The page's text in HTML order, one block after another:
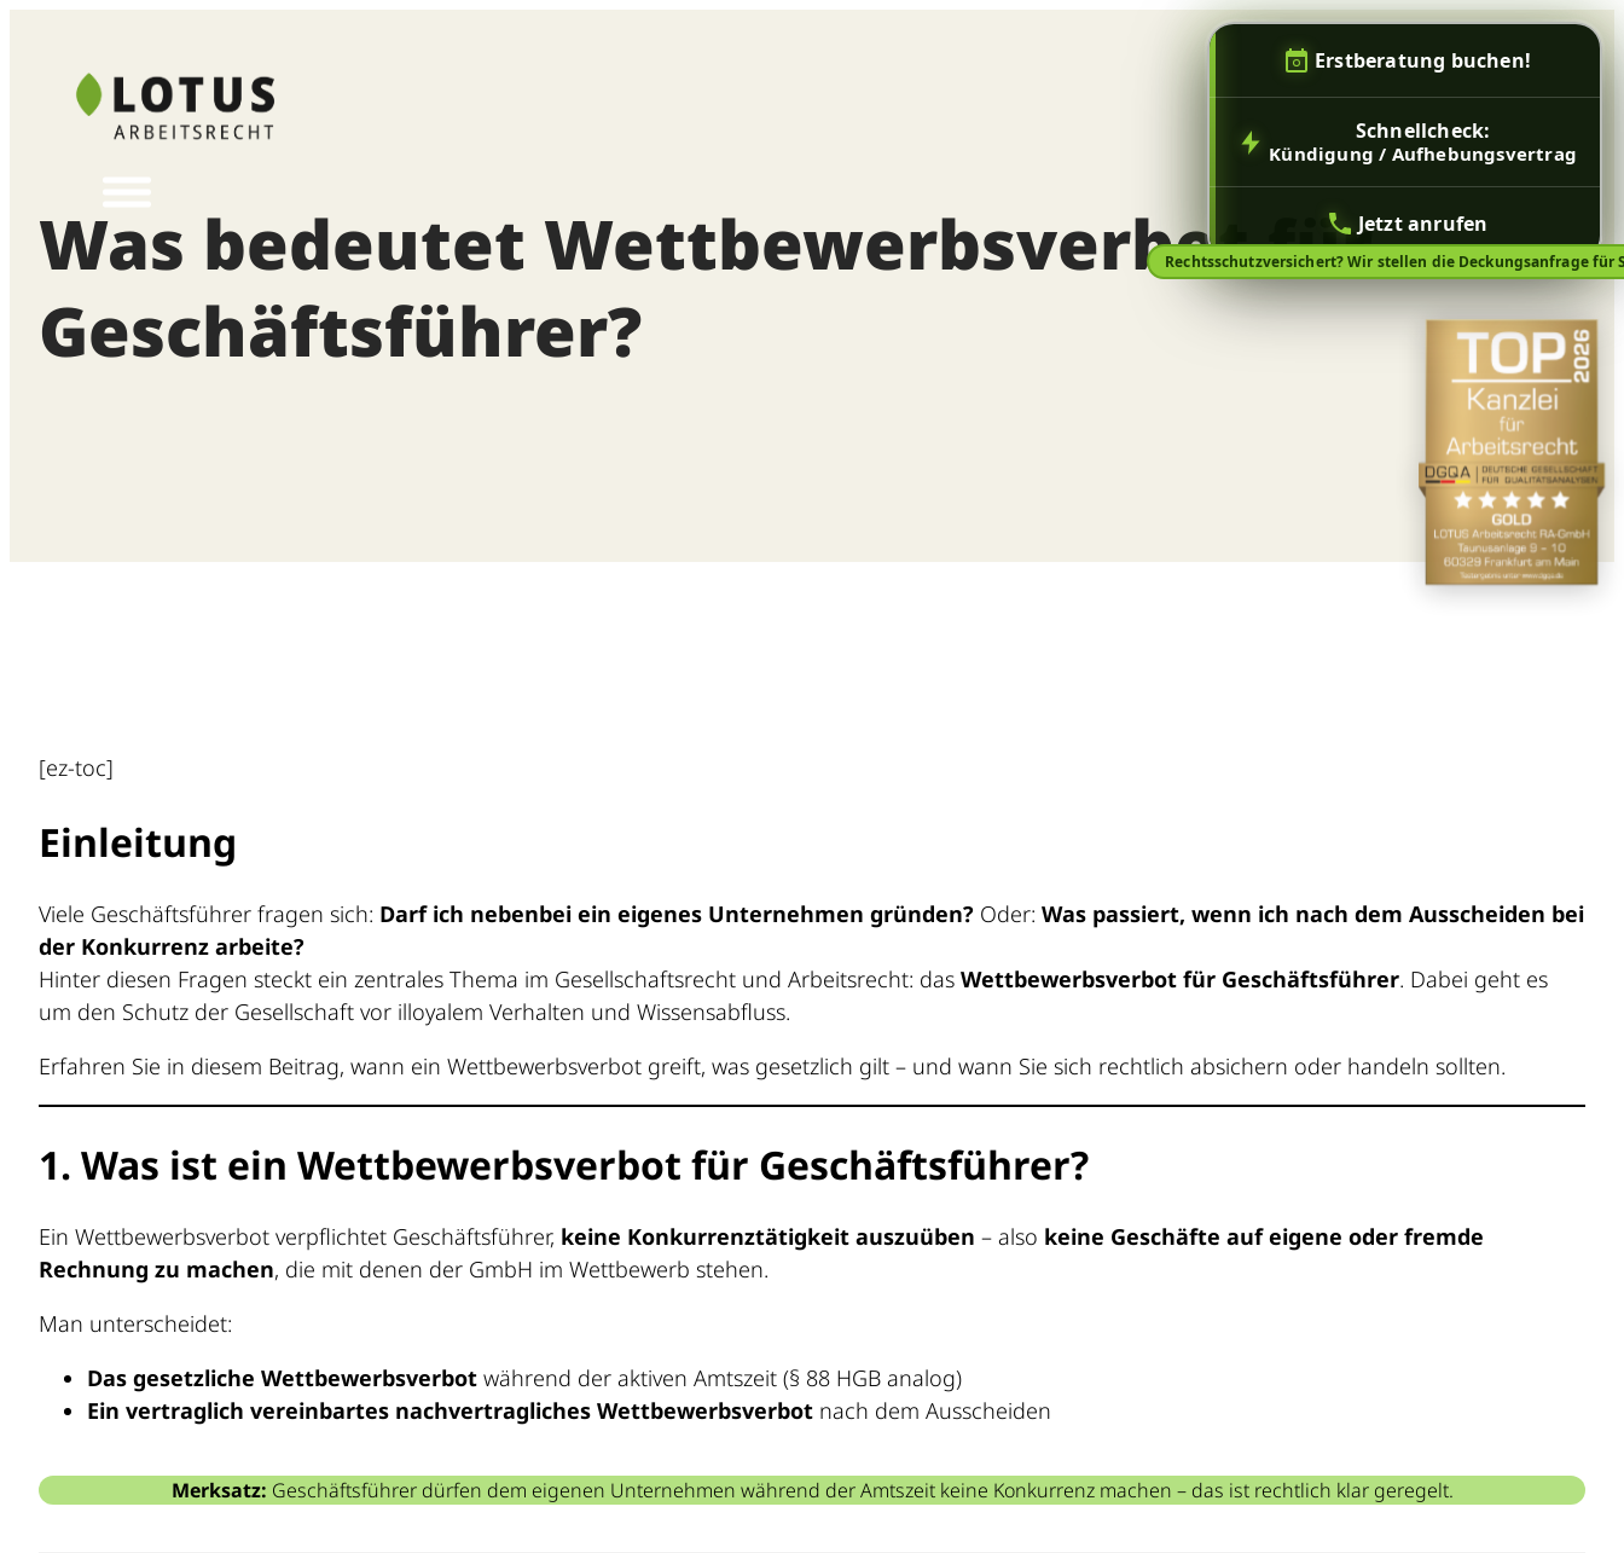
Erstberatung buchen!
Schnellcheck:
Kündigung / Aufhebungsvertrag
Jetzt anrufen
Rechtsschutzversichert? Wir stellen die Deckungsanfrage für
springen
Was bedeutet Wettbewerbsverbot für
Geschäftsführer?
[ez-toc]
Einleitung
Viele Geschäftsführer fragen sich: Darf ich nebenbei ein eigenes Unternehmen gründen? Oder: Was passiert, wenn ich nach dem Ausscheiden bei
der Konkurrenz arbeite?
Hinter diesen Fragen steckt ein zentrales Thema im Gesellschaftsrecht und Arbeitsrecht: das Wettbewerbsverbot für Geschäftsführer. Dabei geht es
um den Schutz der Gesellschaft vor illoyalem Verhalten und Wissensabfluss.
Erfahren Sie in diesem Beitrag, wann ein Wettbewerbsverbot greift, was gesetzlich gilt – und wann Sie sich rechtlich absichern oder handeln sollten.
1. Was ist ein Wettbewerbsverbot für Geschäftsführer?
Ein Wettbewerbsverbot verpflichtet Geschäftsführer, keine Konkurrenztätigkeit auszuüben – also keine Geschäfte auf eigene oder fremde
Rechnung zu machen, die mit denen der GmbH im Wettbewerb stehen.
Man unterscheidet:
Das gesetzliche Wettbewerbsverbot während der aktiven Amtszeit (§ 88 HGB analog)
Ein vertraglich vereinbartes nachvertragliches Wettbewerbsverbot nach dem Ausscheiden
Merksatz: Geschäftsführer dürfen dem eigenen Unternehmen während der Amtszeit keine Konkurrenz machen – das ist rechtlich klar geregelt.